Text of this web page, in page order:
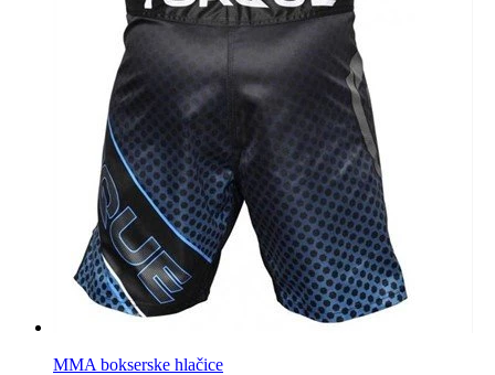
MMA bokserske hlačice